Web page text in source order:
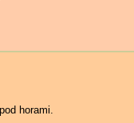
horami.